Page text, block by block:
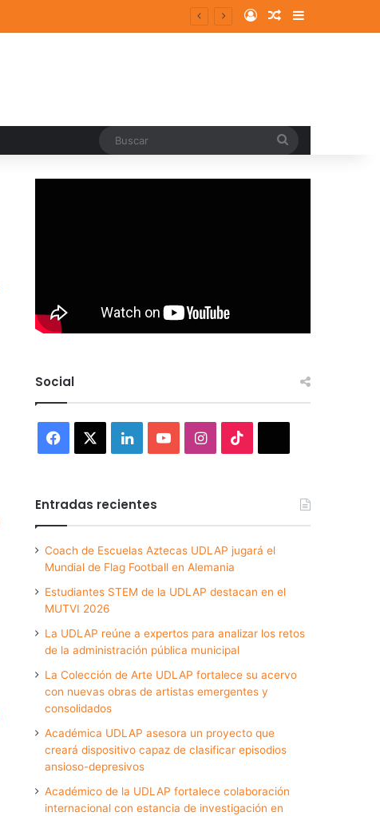
Log InRandom Article
Sidebar
Social
Facebook LinkedInYouTubeInstagram
Entradas recientes
Coach de Escuelas Aztecas UDLAP jugará el
Mundial de Flag Football en Alemania
Estudiantes STEM de la UDLAP destacan en el
MUTVI 2026
La UDLAP reúne a expertos para analizar los retos
de la administración pública municipal
La Colección de Arte UDLAP fortalece su acervo
con nuevas obras de artistas emergentes y
consolidados
Académica UDLAP asesora un proyecto que
creará dispositivo capaz de clasificar episodios
ansioso-depresivos
Académico de la UDLAP fortalece colaboración
internacional con estancia de investigación en